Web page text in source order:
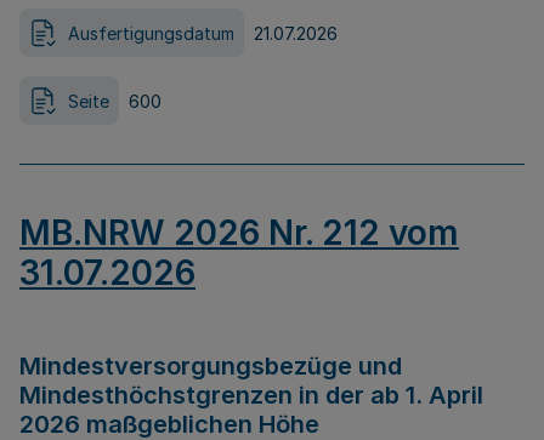
Ausfertigungsdatum 21.07.2026
Seite 600
MB.NRW 2026 Nr. 212 vom
31.07.2026
Mindestversorgungsbezüge und
Mindesthöchstgrenzen in der ab 1. April
2026 maßgeblichen Höhe